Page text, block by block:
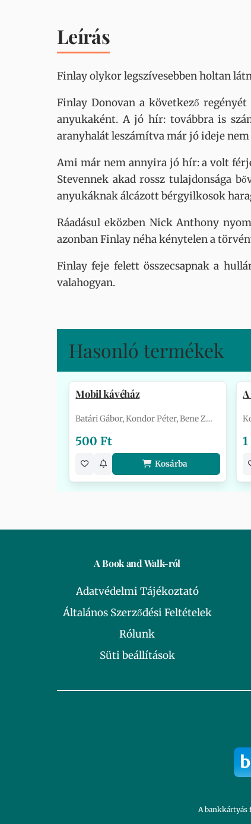
Leírás
Finlay olykor legszívesebben holtan
Finlay Donovan a következő
anyukaként. A jó hír: továbbra is
aranyhalát leszámítva már jó ideje
Ami már nem annyira jó hír: a volt
Stevennek akad rossz tulajdonsága
anyukáknak álcázott bérgyilkosok
Ráadásul eközben Nick Anthony
azonban Finlay néha kénytelen a
Finlay feje felett összecsapnak a
valahogyan.
Hasonló termékek
Mobil kávéház
Batári Gábor, Kondor Péter, Bene Z…
500 Ft
Kosárba
A Book and Walk-ról
Adatvédelmi Tájékoztató
Általános Szerződési Feltételek
Rólunk
Süti beállítások
A bankkártyás